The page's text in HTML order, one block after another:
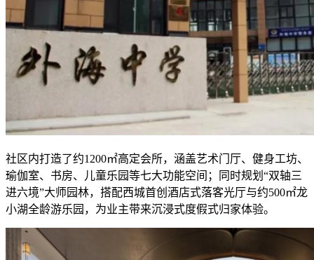
社区内打造了约1200㎡高定会所，涵盖艺术门厅、健身工坊、
瑜伽室、书房、儿童乐园等七大功能空间；同时规划“双轴三
进六境”大师园林，搭配西城首创酒店式落客光厅与约500㎡龙
小湖全龄游乐园，为业主带来沉浸式度假式归家体验。